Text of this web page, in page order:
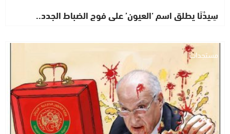
سِيدْنَا يطلق اسم ‘العيون’ على فوج الضباط الجدد..
مستجدات